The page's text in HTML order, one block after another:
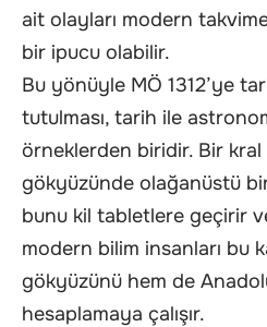
ait olayları modern
bir ipucu olabilir.
Bu yönüyle MÖ 1312’ye
tutulması, tarih ile
örneklerden biridir. Bir kral
gökyüzünde olağanüstü
bunu kil tabletlere geçirir
modern bilim insanları bu
gökyüzünü hem de
hesaplamaya çalışır.